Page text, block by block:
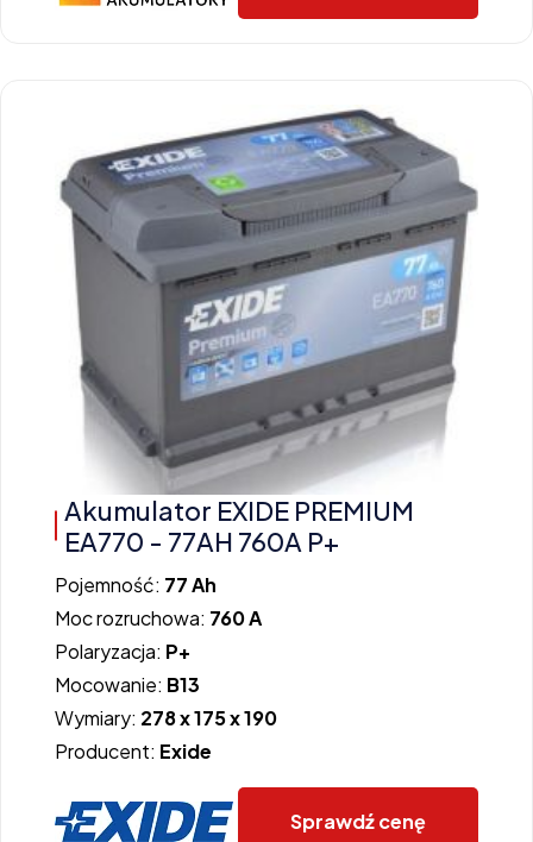
Akumulator EXIDE PREMIUM
EA770 - 77AH 760A P+
Pojemność: 77 Ah
Moc rozruchowa: 760 A
Polaryzacja: P+
Mocowanie: B13
Wymiary: 278 x 175 x 190
Producent: Exide
Sprawdź cenę